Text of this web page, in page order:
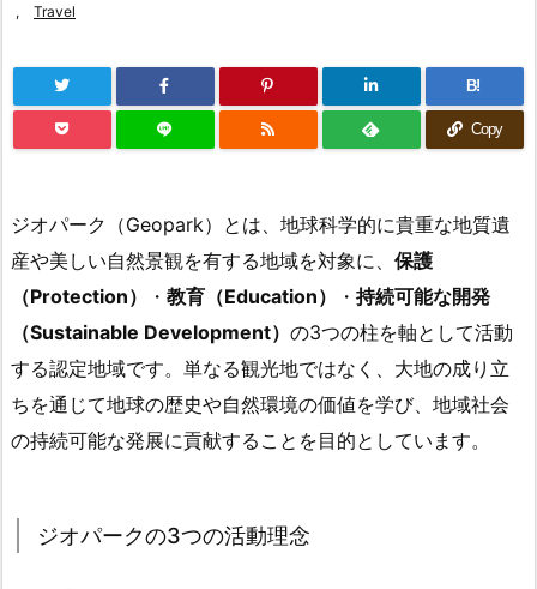
, Travel
B!
Copy
ジオパーク（Geopark）とは、地球科学的に貴重な地質遺
産や美しい自然景観を有する地域を対象に、 保護
（Protection）
・ 教育（Education） ・ 持続可能な開発
（Sustainable Development） の3つの柱を軸として活動
する認定地域です。単なる観光地ではなく、大地の成り立
ちを通じて地球の歴史や自然環境の価値を学び、地域社会
の持続可能な発展に貢献することを目的としています。
ジオパークの3つの活動理念